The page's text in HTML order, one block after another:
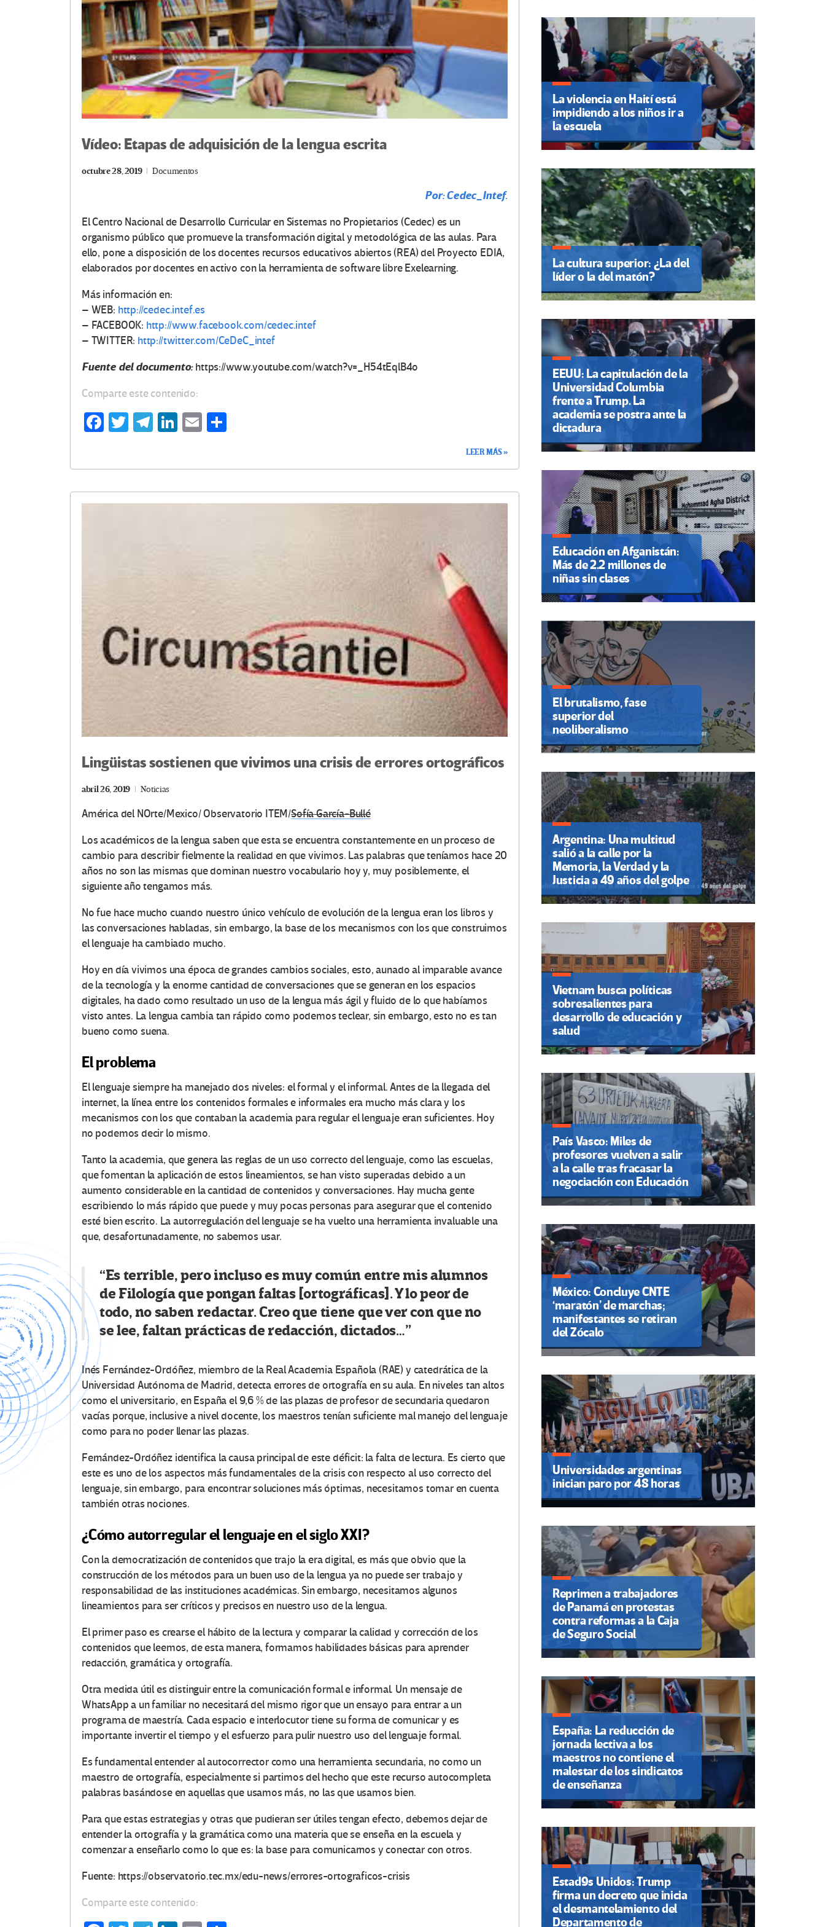
Vídeo: Etapas de adquisición de la lengua escrita
octubre 28, 2019 Documentos
Por: Cedec_Intef.
El Centro Nacional de Desarrollo Curricular en Sistemas no Propietarios (Cedec) es un
organismo público que promueve la transformación digital y metodológica de las aulas. Para
ello, pone a disposición de los docentes recursos educativos abiertos (REA) del Proyecto EDIA,
elaborados por docentes en activo con la herramienta de software libre Exelearning.
Más información en:
– WEB: http://cedec.intef.es
– FACEBOOK: http://www.facebook.com/cedec.intef
– TWITTER: http://twitter.com/CeDeC_intef
Fuente del documento:https://www.youtube.com/watch?v=_H54tEqlB4o
Comparte este contenido:
Fa
o
T
Te
m
Li
n
E
ar
LEER MÁS »
Lingüistas sostienen que vivimos una crisis de errores ortográficos
abril 26, 2019 Noticias
América del NOrte/Mexico/ Observatorio ITEM/Sofía García-Bullé
Los académicos de la lengua saben que esta se encuentra constantemente en un proceso de
cambio para describir fielmente la realidad en que vivimos. Las palabras que teníamos hace 20
años no son las mismas que dominan nuestro vocabulario hoy y, muy posiblemente, el
siguiente año tengamos más.
No fue hace mucho cuando nuestro único vehículo de evolución de la lengua eran los libros y
las conversaciones habladas, sin embargo, la base de los mecanismos con los que construimos
el lenguaje ha cambiado mucho.
Hoy en día vivimos una época de grandes cambios sociales, esto, aunado al imparable avance
de la tecnología y la enorme cantidad de conversaciones que se generan en los espacios
digitales, ha dado como resultado un uso de la lengua más ágil y fluido de lo que habíamos
visto antes. La lengua cambia tan rápido como podemos teclear, sin embargo, esto no es tan
bueno como suena.
El problema
El lenguaje siempre ha manejado dos niveles: el formal y el informal. Antes de la llegada del
internet, la línea entre los contenidos formales e informales era mucho más clara y los
mecanismos con los que contaban la academia para regular el lenguaje eran suficientes. Hoy
no podemos decir lo mismo.
Tanto la academia, que genera las reglas de un uso correcto del lenguaje, como las escuelas,
que fomentan la aplicación de estos lineamientos, se han visto superadas debido a un
aumento considerable en la cantidad de contenidos y conversaciones. Hay mucha gente
escribiendo lo más rápido que puede y muy pocas personas para asegurar que el contenido
esté bien escrito. La autorregulación del lenguaje se ha vuelto una herramienta invaluable una
que, desafortunadamente, no sabemos usar.
“Es terrible, pero incluso es muy común entre mis alumnos
de Filología que pongan faltas [ortográficas]. Y lo peor de
todo, no saben redactar. Creo que tiene que ver con que no
se lee, faltan prácticas de redacción, dictados…”
Inés Fernández-Ordóñez, miembro de la Real Academia Española (RAE) y catedrática de la
Universidad Autónoma de Madrid, detecta errores de ortografía en su aula. En niveles tan altos
como el universitario, en España el 9,6 % de las plazas de profesor de secundaria quedaron
vacías porque, inclusive a nivel docente, los maestros tenían suficiente mal manejo del lenguaje
como para no poder llenar las plazas.
Fernández-Ordóñez identifica la causa principal de este déficit: la falta de lectura. Es cierto que
este es uno de los aspectos más fundamentales de la crisis con respecto al uso correcto del
lenguaje, sin embargo, para encontrar soluciones más óptimas, necesitamos tomar en cuenta
también otras nociones.
¿Cómo autorregular el lenguaje en el siglo XXI?
Con la democratización de contenidos que trajo la era digital, es más que obvio que la
construcción de los métodos para un buen uso de la lengua ya no puede ser trabajo y
responsabilidad de las instituciones académicas. Sin embargo, necesitamos algunos
lineamientos para ser críticos y precisos en nuestro uso de la lengua.
El primer paso es crearse el hábito de la lectura y comparar la calidad y corrección de los
contenidos que leemos, de esta manera, formamos habilidades básicas para aprender
redacción, gramática y ortografía.
Otra medida útil es distinguir entre la comunicación formal e informal. Un mensaje de
WhatsApp a un familiar no necesitará del mismo rigor que un ensayo para entrar a un
programa de maestría. Cada espacio e interlocutor tiene su forma de comunicar y es
importante invertir el tiempo y el esfuerzo para pulir nuestro uso del lenguaje formal.
Es fundamental entender al autocorrector como una herramienta secundaria, no como un
maestro de ortografía, especialmente si partimos del hecho que este recurso autocompleta
palabras basándose en aquellas que usamos más, no las que usamos bien.
Para que estas estrategias y otras que pudieran ser útiles tengan efecto, debemos dejar de
entender la ortografía y la gramática como una materia que se enseña en la escuela y
comenzar a enseñarlo como lo que es: la base para comunicarnos y conectar con otros.
Fuente: https://observatorio.tec.mx/edu-news/errores-ortograficos-crisis
Comparte este contenido:
La violencia en Haití está
impidiendo a los niños ir a
la escuela
La cultura superior: ¿La del
líder o la del matón?
EEUU: La capitulación de la
Universidad Columbia
frente a Trump. La
academia se postra ante la
dictadura
Educación en Afganistán:
Más de 2.2 millones de
niñas sin clases
El brutalismo, fase
superior del
neoliberalismo
Argentina: Una multitud
salió a la calle por la
Memoria, la Verdad y la
Justicia a 49 años del golpe
Vietnam busca políticas
sobresalientes para
desarrollo de educación y
salud
País Vasco: Miles de
profesores vuelven a salir
a la calle tras fracasar la
negociación con Educación
México: Concluye CNTE
‘maratón’ de marchas;
manifestantes se retiran
del Zócalo
Universidades argentinas
inician paro por 48 horas
Reprimen a trabajadores
de Panamá en protestas
contra reformas a la Caja
de Seguro Social
España: La reducción de
jornada lectiva a los
maestros no contiene el
malestar de los sindicatos
de enseñanza
Estad9s Unidos: Trump
firma un decreto que inicia
el desmantelamiento del
Departamento de